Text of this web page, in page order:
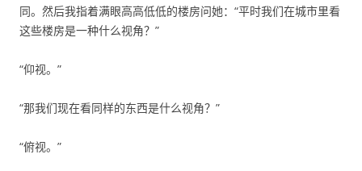
同。然后我指着满眼高高低低的楼房问她：“平时我们在城市里看
这些楼房是一种什么视角？”
“仰视。”
“那我们现在看同样的东西是什么视角？”
“俯视。”